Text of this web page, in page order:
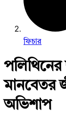
ফিচার
পলিথিনের
মানবেতর
অভিশাপ